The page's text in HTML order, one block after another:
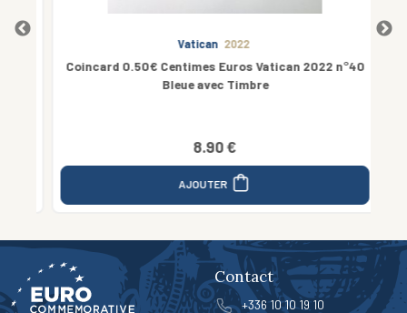
Vatican 2022
Coincard 0.50€ Centimes Euros Vatican 2022 n°40
Bleue avec Timbre
8.90 €
AJOUTER
Contact
+336 10 10 19 10